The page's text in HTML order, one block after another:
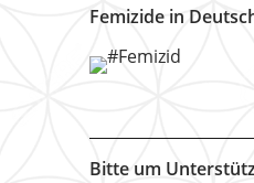
Femizide in
Bitte um